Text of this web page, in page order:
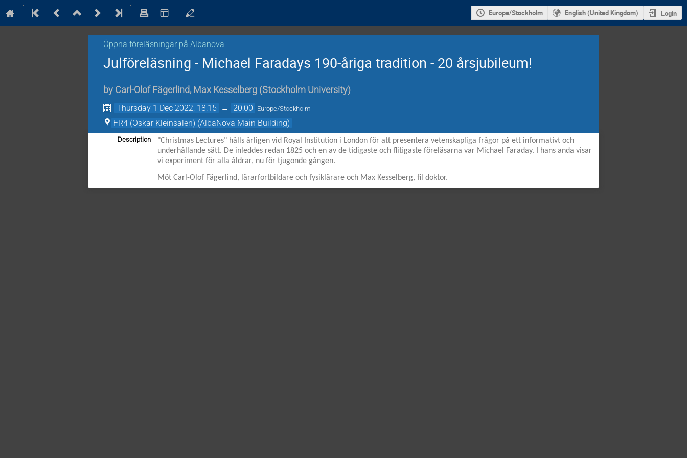
Europe/Stockholm English (United Kingdom) Login
Öppna föreläsningar på Albanova
Julföreläsning - Michael Faradays 190-åriga tradition - 20 årsjubileum!
by Carl-Olof Fägerlind, Max Kesselberg (Stockholm University)
Thursday 1 Dec 2022, 18:15 → 20:00 Europe/Stockholm
FR4 (Oskar Kleinsalen) (AlbaNova Main Building)
Description
"Christmas Lectures" hålls årligen vid Royal Institution i London för att presentera vetenskapliga frågor på ett informativt och
underhållande sätt. De inleddes redan 1825 och en av de tidigaste och flitigaste föreläsarna var Michael Faraday. I hans anda visar
vi experiment för alla åldrar, nu för tjugonde gången.
Möt Carl-Olof Fägerlind, lärarfortbildare och fysiklärare och Max Kesselberg, fil doktor.